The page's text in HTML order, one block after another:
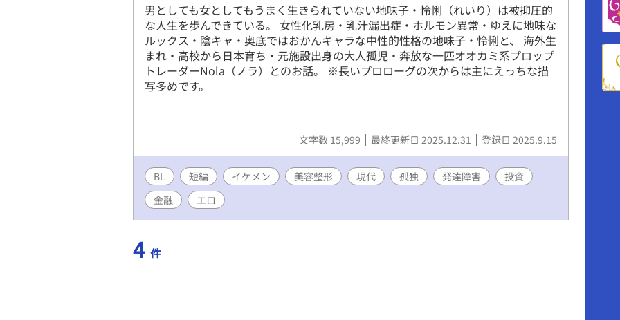
男としても女としてもうまく生きられていない地味子・怜悧（れいり）は被抑圧的
な人生を歩んできている。 女性化乳房・乳汁漏出症・ホルモン異常・ゆえに地味な
ルックス・陰キャ・奥底ではおかんキャラな中性的性格の地味子・怜悧と、 海外生
まれ・高校から日本育ち・元施設出身の大人孤児・奔放な一匹オオカミ系プロップ
トレーダーNola（ノラ）とのお話。 ※長いプロローグの次からは主にえっちな描
写多めです。
文字数 15,999 最終更新日 2025.12.31 登録日 2025.9.15
BL 短編 イケメン 美容整形 現代 孤独 発達障害
投資
金融
エロ
4 件